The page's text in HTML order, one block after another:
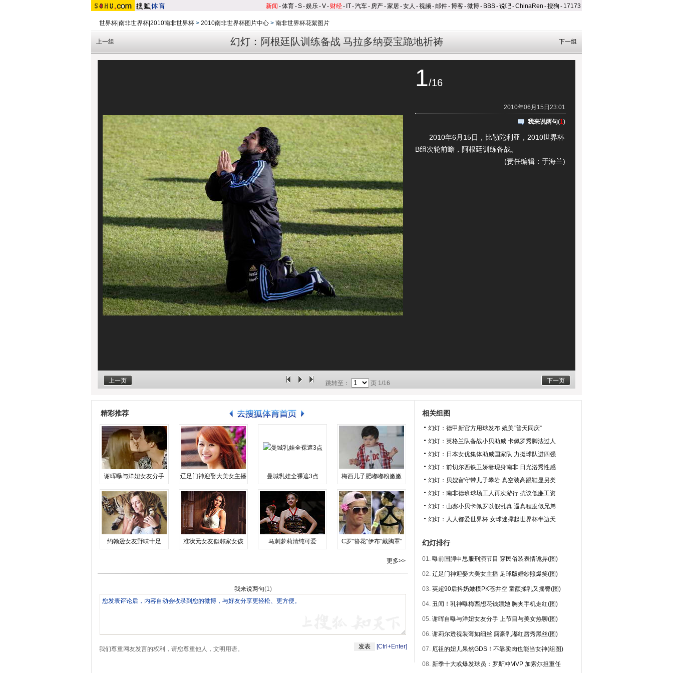
新闻 -体育-S-娱乐-V- 财经- IT-汽车- 房产-家居-女人 -视频-邮件-博客-微博- BBS-说吧-ChinaRen -搜狗 - 17173
世界杯|南非世界杯|2010南非世界杯 > 2010南非世界杯图片中心 > 南非世界杯花絮图片
幻灯：阿根廷队训练备战 马拉多纳耍宝跪地祈祷
上一组 下一组
1/16
2010年06月15日23:01
我来说两句(1)
2010年6月15日，比勒陀利亚，2010世界杯
B组次轮前瞻，阿根廷训练备战。
(责任编辑：于海兰)
上一页 下一页
跳转至： 页 1/16
精彩推荐
谢晖曝与洋妞女友分手 辽足门神迎娶大美女主播 曼城乳娃全裸遮3点 梅西儿子肥嘟嘟粉嫩嫩
约翰逊女友野味十足 准状元女友似邻家女孩 马刺萝莉清纯可爱 C罗"簪花"伊布"戴胸罩"
更多>>
我来说两句(1)
我们尊重网友发言的权利，请您尊重他人，文明用语。 [Ctrl+Enter]
相关组图
幻灯：德甲新官方用球发布 媲美“普天同庆”
幻灯：英格兰队备战小贝助威 卡佩罗秀脚法过人
幻灯：日本女优集体助威国家队 力挺球队进四强
幻灯：前切尔西铁卫娇妻现身南非 日光浴秀性感
幻灯：贝嫂留守带儿子攀岩 真空装高跟鞋显另类
幻灯：南非德班球场工人再次游行 抗议低廉工资
幻灯：山寨小贝卡佩罗以假乱真 逼真程度似兄弟
幻灯：人人都爱世界杯 女球迷撑起世界杯半边天
幻灯排行
01. 曝前国脚申思服刑演节目 穿民俗装表情诡异(图)
02. 辽足门神迎娶大美女主播 足球版婚纱照爆笑(图)
03. 英超90后抖奶嫩模PK苍井空 童颜揉乳又摇臀(图)
04. 丑闻！乳神曝梅西想花钱嫖她 胸夹手机走红(图)
05. 谢晖自曝与洋妞女友分手 上节目与美女热聊(图)
06. 谢莉尔透视装薄如细丝 露豪乳嘟红唇秀黑丝(图)
07. 厄祖的妞儿果然GDS！不靠卖肉也能当女神(组图)
08. 新季十大或爆发球员：罗斯冲MVP 加索尔担重任